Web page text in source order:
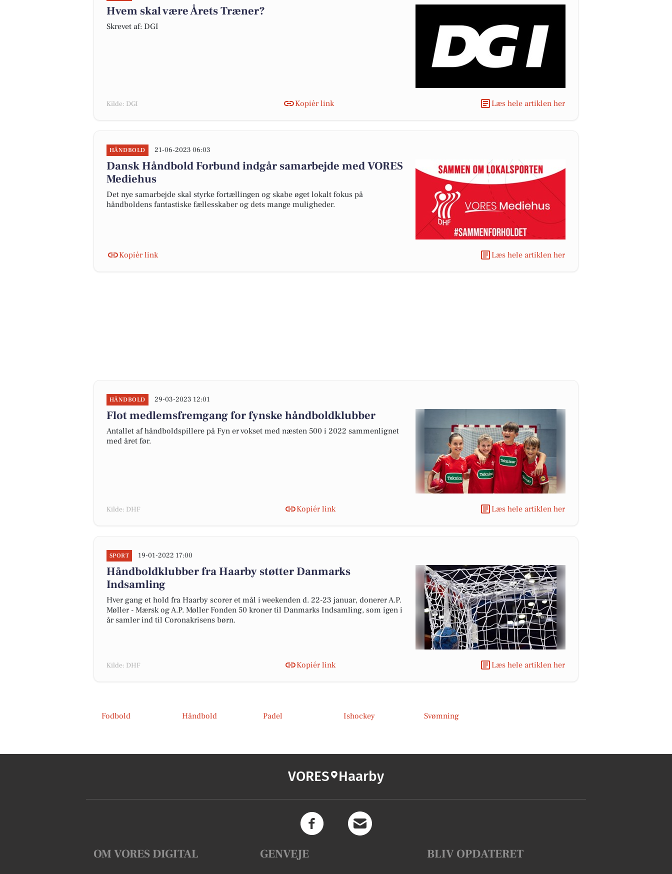
Hvem skal være Årets Træner?
Skrevet af: DGI
Kilde: DGI Kopiér link Læs hele artiklen her
HÅNDBOLD 21-06-2023 06:03
Dansk Håndbold Forbund indgår samarbejde med VORES
Mediehus
Det nye samarbejde skal styrke fortællingen og skabe øget lokalt fokus på
håndboldens fantastiske fællesskaber og dets mange muligheder.
Kopiér link Læs hele artiklen her
HÅNDBOLD 29-03-2023 12:01
Flot medlemsfremgang for fynske håndboldklubber
Antallet af håndboldspillere på Fyn er vokset med næsten 500 i 2022 sammenlignet
med året før.
Kilde: DHF Kopiér link Læs hele artiklen her
SPORT 19-01-2022 17:00
Håndboldklubber fra Haarby støtter Danmarks
Indsamling
Hver gang et hold fra Haarby scorer et mål i weekenden d. 22-23 januar, donerer A.P.
Møller - Mærsk og A.P. Møller Fonden 50 kroner til Danmarks Indsamling, som igen i
år samler ind til Coronakrisens børn.
Kilde: DHF Kopiér link Læs hele artiklen her
Fodbold Håndbold Padel Ishockey Svømning
VORES Haarby
OM VORES DIGITAL GENVEJE BLIV OPDATERET